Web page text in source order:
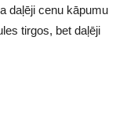
daļēji cenu kāpumu
tirgos, bet daļēji